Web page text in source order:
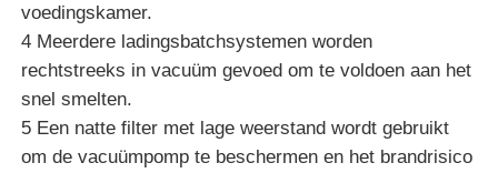
VR-show
Ongeveer ons
voedingskamer.
4 Meerdere ladingsbatchsystemen worden
rechtstreeks in vacuüm gevoed om te voldoen aan het
snel smelten.
5 Een natte filter met lage weerstand wordt gebruikt
om de vacuümpomp te beschermen en het brandrisico